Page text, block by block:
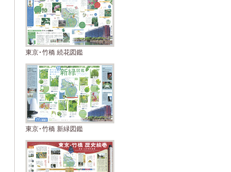
東京･竹橋 続花図鑑
東京･竹橋 新緑図鑑